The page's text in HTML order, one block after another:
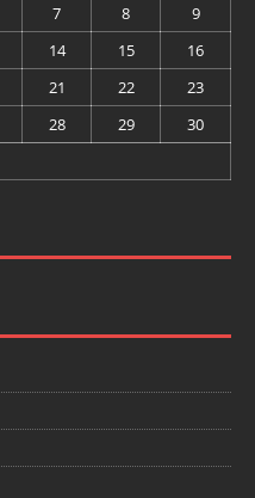
7 8
9
14 15
16
21 22
23
28 29
30